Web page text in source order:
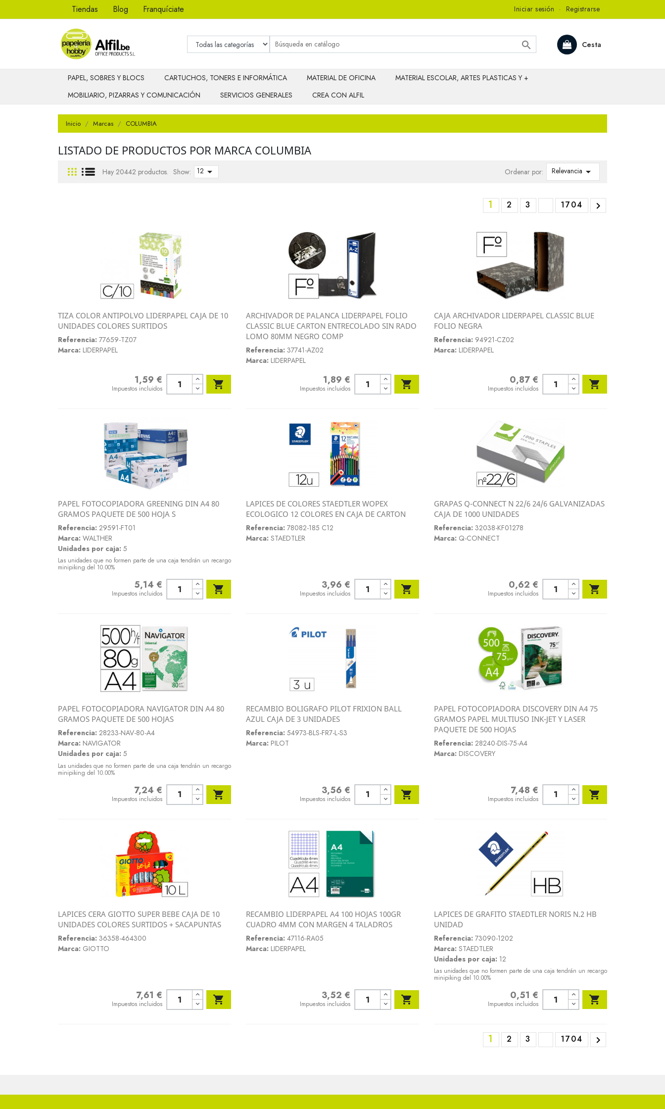
Tiendas Blog Franquíciate Iniciar sesión · Registrarse
Cesta

PAPEL, SOBRES Y BLOCS CARTUCHOS, TONERS E INFORMÁTICA MATERIAL DE OFICINA
MATERIAL ESCOLAR, ARTES PLASTICAS Y +
MOBILIARIO, PIZARRAS Y COMUNICACIÓN
SERVICIOS GENERALES CREA CON ALFIL
Inicio Marcas COLUMBIA
LISTADO DE PRODUCTOS POR MARCA COLUMBIA
Hay 20442 productos. Show: 12  Ordenar por: Relevancia 
1 2 3 1704 
 Vista rápida
TIZA COLOR ANTIPOLVO LIDERPAPEL CAJA DE 10
UNIDADES COLORES SURTIDOS
Referencia: 77659-TZ07
Marca: LIDERPAPEL
1,59 €
Impuestos incluidos 
Vista rápida
ARCHIVADOR DE PALANCA LIDERPAPEL FOLIO
CLASSIC BLUE CARTON ENTRECOLADO SIN RADO
LOMO 80MM NEGRO COMP
Referencia: 37741-AZ02
Marca: LIDERPAPEL
1,89 €
Impuestos incluidos 
CAJA ARCHIVADOR LIDERPAPEL CLASSIC BLUE
FOLIO NEGRA
Referencia: 94921-CZ02
Marca: LIDERPAPEL
0,87 €
Impuestos incluidos 
Vista rápida
PAPEL FOTOCOPIADORA GREENING DIN A4 80
GRAMOS PAQUETE DE 500 HOJA S
Referencia: 29591-FT01
Marca: WALTHER
Unidades por caja: 5
Las unidades que no formen parte de una caja tendrán un recargo
minipiking del 10.00%
5,14 €
Impuestos incluidos 
Vista rápida
LAPICES DE COLORES STAEDTLER WOPEX
ECOLOGICO 12 COLORES EN CAJA DE CARTON
Referencia: 78082-185 C12
Marca: STAEDTLER
3,96 €
Impuestos incluidos 
Vista rápida
GRAPAS Q-CONNECT N 22/6 24/6 GALVANIZADAS
CAJA DE 1000 UNIDADES
Referencia: 32038-KF01278
Marca: Q-CONNECT
0,62 €
Impuestos incluidos 
Vista rápida
PAPEL FOTOCOPIADORA NAVIGATOR DIN A4 80
GRAMOS PAQUETE DE 500 HOJAS
Referencia: 28233-NAV-80-A4
Marca: NAVIGATOR
Unidades por caja: 5
Las unidades que no formen parte de una caja tendrán un recargo
minipiking del 10.00%
7,24 €
Impuestos incluidos 
Vista rápida
RECAMBIO BOLIGRAFO PILOT FRIXION BALL
AZUL CAJA DE 3 UNIDADES
Referencia: 54973-BLS-FR7-L-S3
Marca: PILOT
3,56 €
Impuestos incluidos 
Vista rápida
PAPEL FOTOCOPIADORA DISCOVERY DIN A4 75
GRAMOS PAPEL MULTIUSO INK-JET Y LASER
PAQUETE DE 500 HOJAS
Referencia: 28240-DIS-75-A4
Marca: DISCOVERY
7,48 €
Impuestos incluidos 
 Vista rápida
LAPICES CERA GIOTTO SUPER BEBE CAJA DE 10
UNIDADES COLORES SURTIDOS + SACAPUNTAS
Referencia: 36358-464300
Marca: GIOTTO
7,61 €
Impuestos incluidos 
Vista rápida
RECAMBIO LIDERPAPEL A4 100 HOJAS 100GR
CUADRO 4MM CON MARGEN 4 TALADROS
Referencia: 47116-RA05
Marca: LIDERPAPEL
3,52 €
Impuestos incluidos 
LAPICES DE GRAFITO STAEDTLER NORIS N.2 HB
UNIDAD
Referencia: 73090-1202
Marca: STAEDTLER
Unidades por caja: 12
Las unidades que no formen parte de una caja tendrán un recargo
minipiking del 10.00%
0,51 €
Impuestos incluidos 
1 2 3 1704 